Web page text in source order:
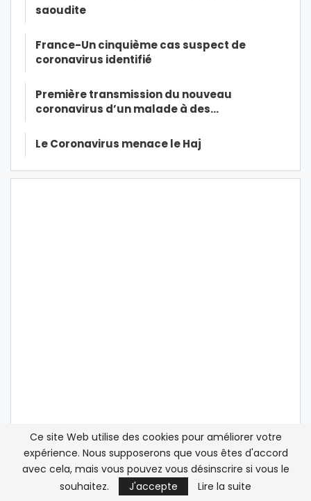
saoudite
France-Un cinquième cas suspect de
coronavirus identifié
Première transmission du nouveau
coronavirus d’un malade à des…
Le Coronavirus menace le Haj
Ce site Web utilise des cookies pour améliorer votre
expérience. Nous supposerons que vous êtes d'accord
avec cela, mais vous pouvez vous désinscrire si vous le
souhaitez.
J'accepte Lire la suite